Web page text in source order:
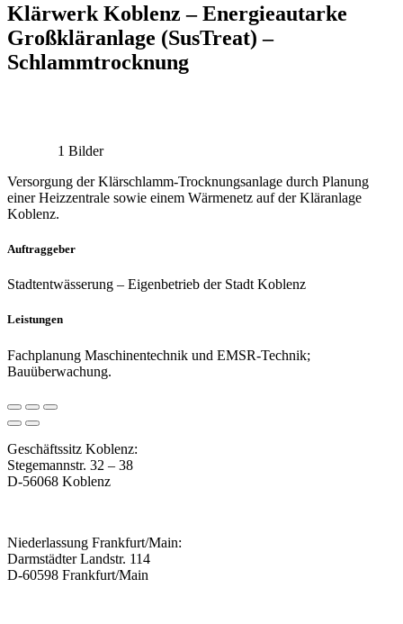
Klärwerk Koblenz – Energieautarke
Großkläranlage (SusTreat) –
Schlammtrocknung
1 Bilder
Versorgung der Klärschlamm-Trocknungsanlage durch Planung
einer Heizzentrale sowie einem Wärmenetz auf der Kläranlage
Koblenz.
Auftraggeber
Stadtentwässerung – Eigenbetrieb der Stadt Koblenz
Leistungen
Fachplanung Maschinentechnik und EMSR-Technik;
Bauüberwachung.
Geschäftssitz Koblenz:
Stegemannstr. 32 – 38
D-56068 Koblenz
Niederlassung Frankfurt/Main:
Darmstädter Landstr. 114
D-60598 Frankfurt/Main